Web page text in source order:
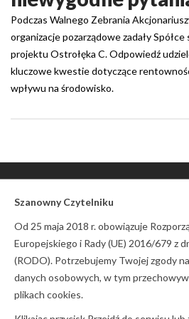
Podczas Walnego Zebrania
organizacje pozarządowe zadały
projektu Ostrołęka C. Odpowiedź
kluczowe kwestie dotyczące
wpływu na środowisko.
POLITYKA
ZASADY
© Copyright 2017
Szanowny Czytelniku
Od 25 maja 2018 r. obowiązuje
Europejskiego i Rady (UE) 2016/679 z
(RODO). Potrzebujemy Twojej zgody
danych osobowych, w tym
plikach cookies.